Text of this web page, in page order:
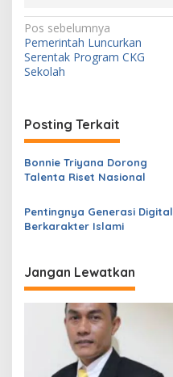
N
a
v
g
a
s
i
p
o
Pos sebelumnya
Pemerintah Luncurkan
Serentak Program CKG
Sekolah
Posting Terkait
Bonnie Triyana Dorong
Talenta Riset Nasional
Pentingnya Generasi Digital
Berkarakter Islami
Jangan Lewatkan